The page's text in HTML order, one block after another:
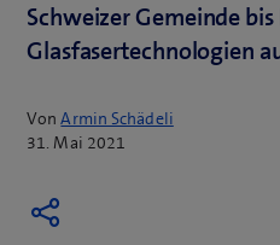
Schweizer Gemeinde bis
Glasfasertechnologien
VonArmin Schädeli
31. Mai 2021